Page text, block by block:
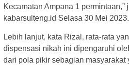
Kecamatan Ampana 1 permintaan,”
kabarsulteng.id Selasa 30 Mei 2023.
Lebih lanjut, kata Rizal, rata-rata
dispensasi nikah ini dipengaruhi
dari pola pikir sebagian masyarakat